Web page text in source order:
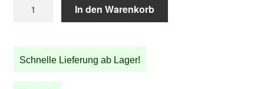
Menge
In den Warenkorb
Schnelle Lieferung ab Lager!